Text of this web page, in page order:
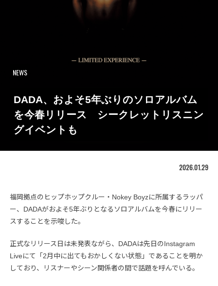
NEWS
DADA、およそ5年ぶりのソロアルバム
を今春リリース シークレットリスニン
グイベントも
2026.01.29
福岡拠点のヒップホップクルー・Nokey Boyzに所属するラッパ
ー、DADAがおよそ5年ぶりとなるソロアルバムを今春にリリー
スすることを示唆した。
正式なリリース日は未発表ながら、DADAは先日のInstagram
Liveにて「2月中に出てもおかしくない状態」であることを明か
しており、リスナーやシーン関係者の間で話題を呼んでいる。